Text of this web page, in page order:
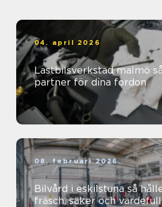
04. april 2026
Lastbilsverkstad malmö så väljer du rätt
partner för dina fordon
08. februari 2026
Bilvård i eskilstuna så håller du bilen
fräsch, säker och värdefull